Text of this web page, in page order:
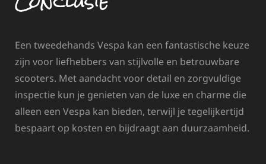
Een tweedehands Vespa kan een fantastische keuze
zijn voor liefhebbers van stijlvolle en betrouwbare
scooters. Met aandacht voor detail en zorgvuldige
inspectie kun je genieten van de luxe en charme die
alleen een Vespa kan bieden, terwijl je tegelijkertijd
bespaart op kosten en bijdraagt aan duurzaamheid.